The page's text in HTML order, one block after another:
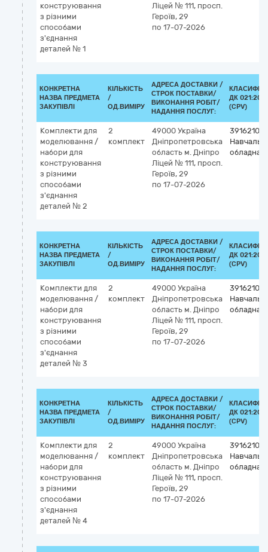
конструювання
з різними
способами
з'єднання
деталей № 1
Ліцей № 111, просп.
Героїв, 29
по 17-07-2026
КОНКРЕТНА
НАЗВА ПРЕДМЕТА
ЗАКУПІВЛІ
КІЛЬКІСТЬ
/
ОД.ВИМІРУ
АДРЕСА ДОСТАВКИ /
СТРОК ПОСТАВКИ/
ВИКОНАННЯ РОБІТ/
НАДАННЯ ПОСЛУГ:
ДК 021:2015
(CPV)
Комплекти для
моделювання /
набори для
конструювання
з різними
способами
з'єднання
деталей № 2
2
комплект
49000 Україна
Дніпропетровська
область м. Дніпро
Ліцей № 111, просп.
Героїв, 29
по 17-07-2026
КОНКРЕТНА
НАЗВА ПРЕДМЕТА
ЗАКУПІВЛІ
КІЛЬКІСТЬ
/
ОД.ВИМІРУ
АДРЕСА ДОСТАВКИ /
СТРОК ПОСТАВКИ/
ВИКОНАННЯ РОБІТ/
НАДАННЯ ПОСЛУГ:
ДК 021:2015
(CPV)
Комплекти для
моделювання /
набори для
конструювання
з різними
способами
з'єднання
деталей № 3
2
комплект
49000 Україна
Дніпропетровська
область м. Дніпро
Ліцей № 111, просп.
Героїв, 29
по 17-07-2026
КОНКРЕТНА
НАЗВА ПРЕДМЕТА
ЗАКУПІВЛІ
КІЛЬКІСТЬ
/
ОД.ВИМІРУ
АДРЕСА ДОСТАВКИ /
СТРОК ПОСТАВКИ/
ВИКОНАННЯ РОБІТ/
НАДАННЯ ПОСЛУГ:
ДК 021:2015
(CPV)
Комплекти для
моделювання /
набори для
конструювання
з різними
способами
з'єднання
деталей № 4
2
комплект
49000 Україна
Дніпропетровська
область м. Дніпро
Ліцей № 111, просп.
Героїв, 29
по 17-07-2026